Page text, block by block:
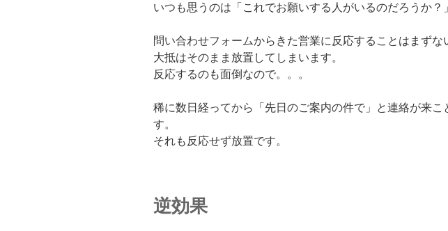
いつも思うのは「これでお願いする人がいるのだろうか？
問い合わせフォームからきた営業に反応することはまずな
大抵はそのまま放置してしまいます。
反応するのも面倒なので。。。
稀に数日経ってから「先日のご案内の件で」と連絡が来こ
す。
それも反応せず放置です。
逆効果